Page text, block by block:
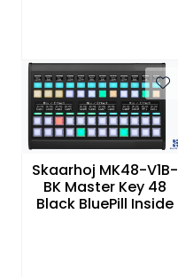
Skaarhoj MK48-V1B-
BK Master Key 48
Black BluePill Inside